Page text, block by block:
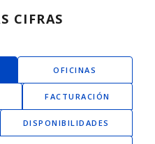
CIFRAS
OFICINAS
FACTURACIÓN
DISPONIBILIDADES